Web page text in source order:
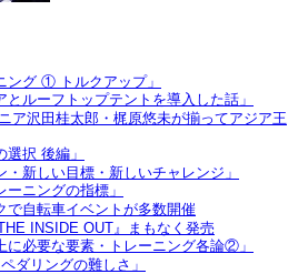
ング ① トルクアップ」
ルーフトップテントを導入した話」
ア沢田桂太郎・梶原悠未が揃ってアジア王
択 後編」
新しい目標・新しいチャレンジ」
ニングの指標」
で自転車イベントが多数開催
INSIDE OUT』まもなく発売
に必要な要素・トレーニング各論②」
ダリングの難しさ」